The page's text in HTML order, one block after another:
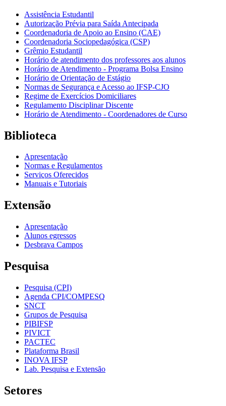
Assistência Estudantil
Autorização Prévia para Saída Antecipada
Coordenadoria de Apoio ao Ensino (CAE)
Coordenadoria Sociopedagógica (CSP)
Grêmio Estudantil
Horário de atendimento dos professores aos alunos
Horário de Atendimento - Programa Bolsa Ensino
Horário de Orientação de Estágio
Normas de Segurança e Acesso ao IFSP-CJO
Regime de Exercícios Domiciliares
Regulamento Disciplinar Discente
Horário de Atendimento - Coordenadores de Curso
Biblioteca
Apresentação
Normas e Regulamentos
Serviços Oferecidos
Manuais e Tutoriais
Extensão
Apresentação
Alunos egressos
Desbrava Campos
Pesquisa
Pesquisa (CPI)
Agenda CPI/COMPESQ
SNCT
Grupos de Pesquisa
PIBIFSP
PIVICT
PACTEC
Plataforma Brasil
INOVA IFSP
Lab. Pesquisa e Extensão
Setores